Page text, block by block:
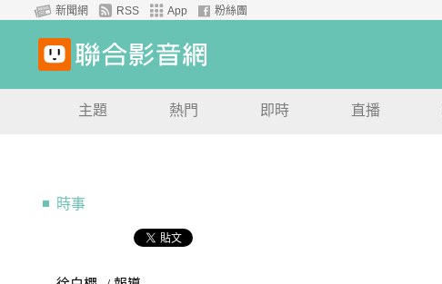
新聞網 RSS App 粉絲團
主題 熱門 即時 直播
時事